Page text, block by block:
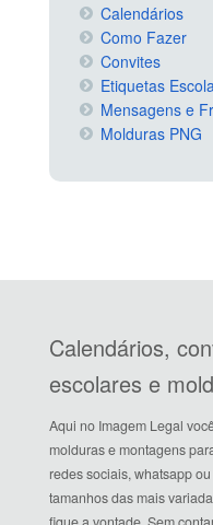
Calendários
Como Fazer
Convites
Etiquetas
Mensagens e
Molduras PNG
Calendários,
escolares e
Aqui no Imagem Legal
molduras e montagens
redes sociais, whatsapp
tamanhos das mais